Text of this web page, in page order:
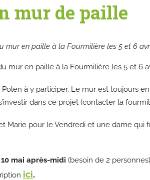
mur de paille
en paille à la Fourmilière les 5 et 6
mur en paille à la Fourmilière les 5 et 6
à y participer. Le mur est toujours
dans ce projet (contacter la
Marie pour le Vendredi et une dame
mai après-midi (besoin de 2 personnes)
ici.